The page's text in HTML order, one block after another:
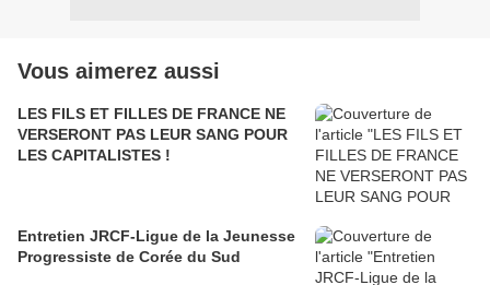
Vous aimerez aussi
LES FILS ET FILLES DE FRANCE NE
VERSERONT PAS LEUR SANG POUR
LES CAPITALISTES !
Entretien JRCF-Ligue de la Jeunesse
Progressiste de Corée du Sud